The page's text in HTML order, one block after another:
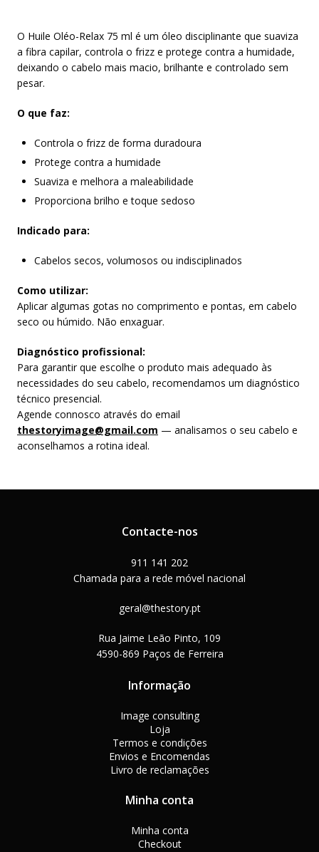
O Huile Oléo-Relax 75 ml é um óleo disciplinante que suaviza
a fibra capilar, controla o frizz e protege contra a humidade,
deixando o cabelo mais macio, brilhante e controlado sem
pesar.
O que faz:
Controla o frizz de forma duradoura
Protege contra a humidade
Suaviza e melhora a maleabilidade
Proporciona brilho e toque sedoso
Indicado para:
Cabelos secos, volumosos ou indisciplinados
Como utilizar:
Aplicar algumas gotas no comprimento e pontas, em cabelo
seco ou húmido. Não enxaguar.
Diagnóstico profissional:
Para garantir que escolhe o produto mais adequado às
necessidades do seu cabelo, recomendamos um diagnóstico
técnico presencial.
Agende connosco através do email
thestoryimage@gmail.com — analisamos o seu cabelo e
aconselhamos a rotina ideal.
Contacte-nos
911 141 202
Chamada para a rede móvel nacional
geral@thestory.pt
Rua Jaime Leão Pinto, 109
4590-869 Paços de Ferreira
Informação
Image consulting
Loja
Termos e condições
Envios e Encomendas
Livro de reclamações
Minha conta
Minha conta
Checkout